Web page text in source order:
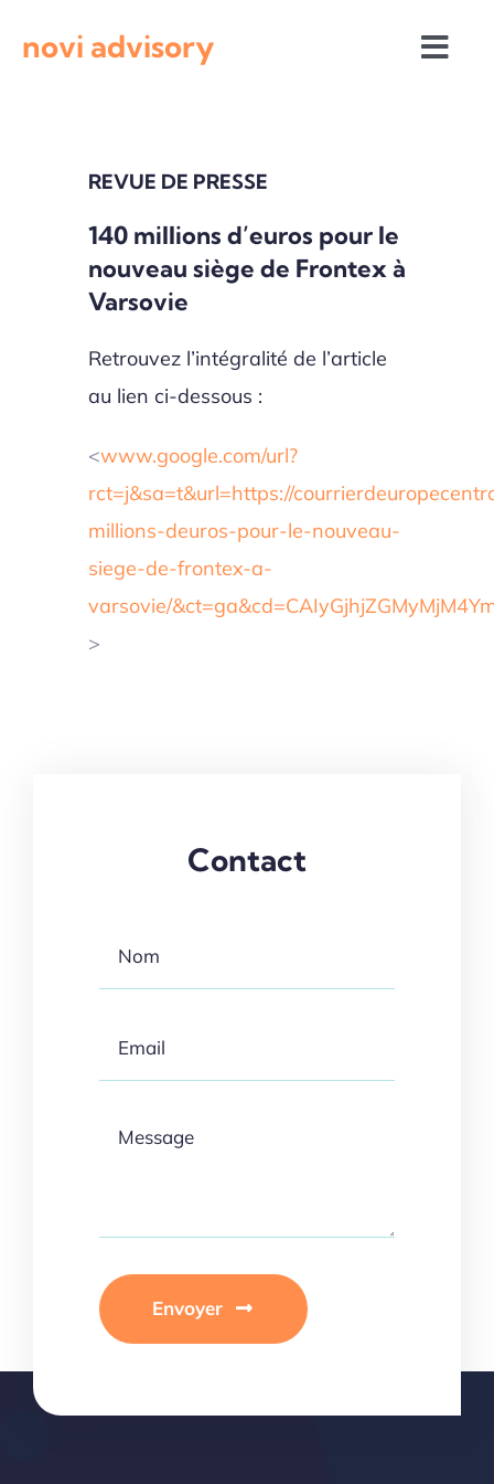
novi advisory
Actualités institutionnelles
Appels à projets
REVUE DE PRESSE
140 millions d’euros pour le
nouveau siège de Frontex à
Varsovie
Retrouvez l’intégralité de l’article
au lien ci-dessous :
<www.google.com/url?
rct=j&sa=t&url=https://
millions-deuros-pour-le-nouveau-
siege-de-frontex-a-
varsovie/
>
Contact
Envoyer